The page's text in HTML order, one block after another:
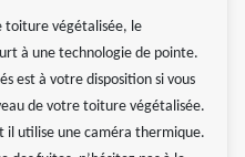
toiture végétalisée, le
à une technologie de pointe.
est à votre disposition si vous
de votre toiture végétalisée.
il utilise une caméra thermique.